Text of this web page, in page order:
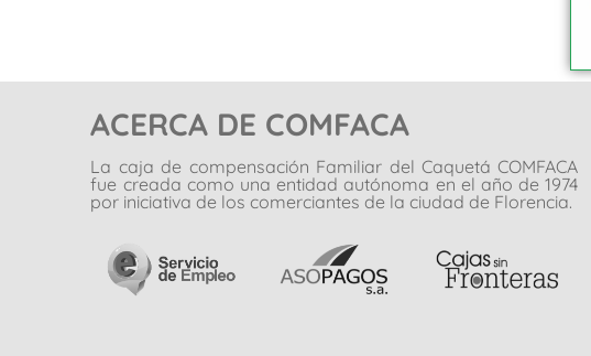
ACERCA DE COMFACA
La caja de compensación Familiar del Caquetá COMFACA
fue creada como una entidad autónoma en el año de 1974
por iniciativa de los comerciantes de la ciudad de Florencia.